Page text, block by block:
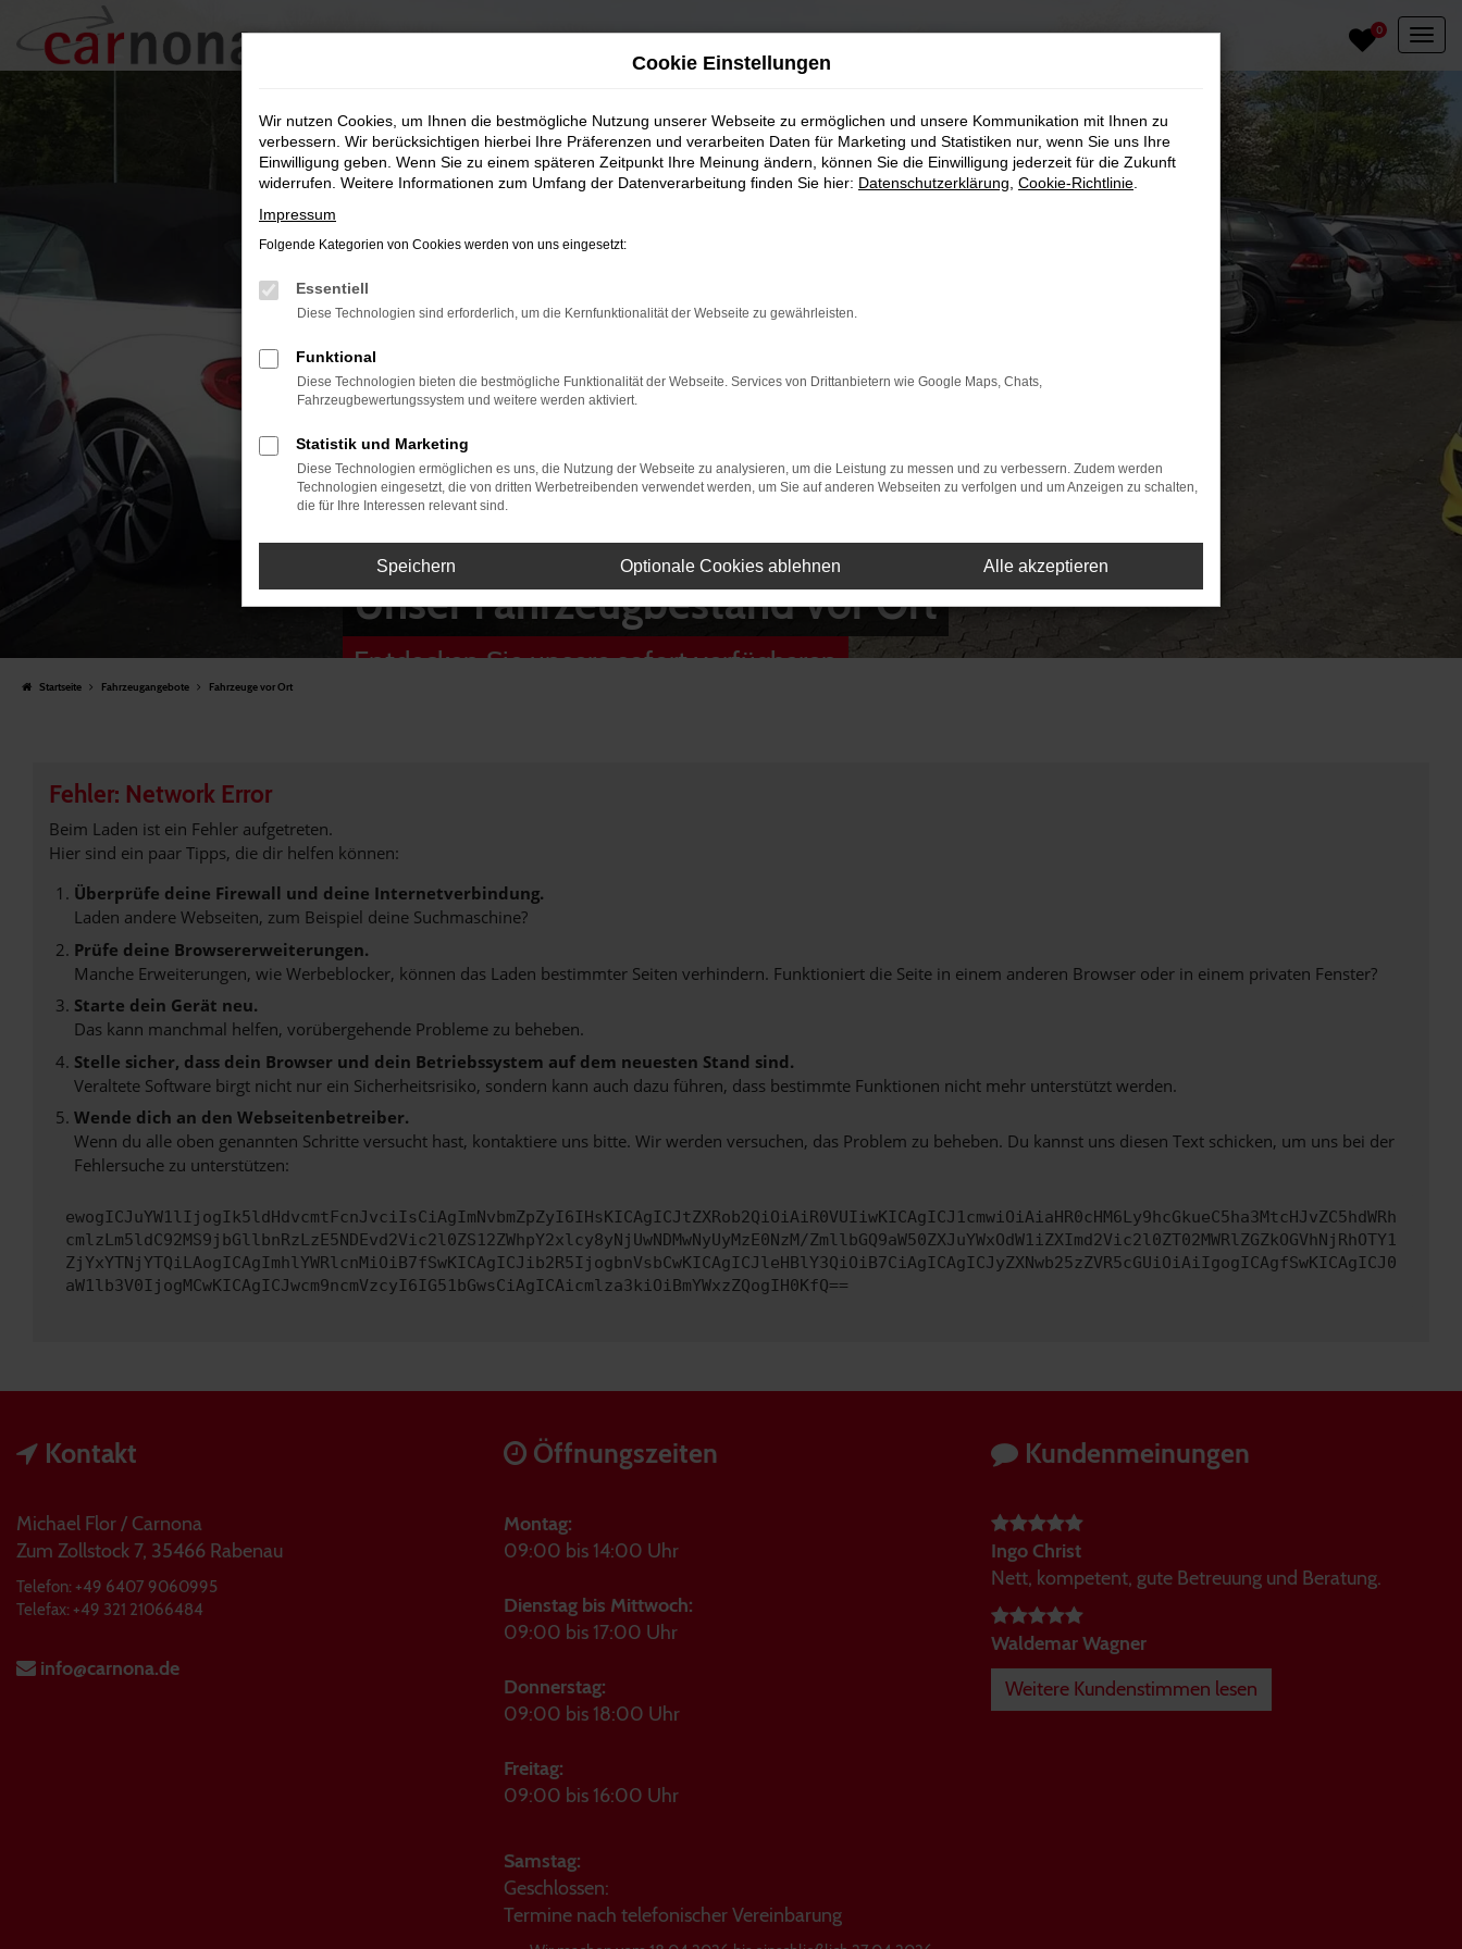
Zum
Hauptinhalt
springen
0
Unser Fahrzeugbestand vor Ort
Entdecken Sie unsere sofort verfügbaren
Startseite Fahrzeugangebote Fahrzeuge vor Ort
Fehler: Network Error
Beim Laden ist ein Fehler aufgetreten.
Hier sind ein paar Tipps, die dir helfen können:
Überprüfe deine Firewall und deine Internetverbindung.
Laden andere Webseiten, zum Beispiel deine Suchmaschine?
Prüfe deine Browsererweiterungen.
Manche Erweiterungen, wie Werbeblocker, können das Laden bestimmter Seiten verhindern. Funktioniert die Seite in einem anderen Browser oder in einem privaten Fenster?
Starte dein Gerät neu.
Das kann manchmal helfen, vorübergehende Probleme zu beheben.
Stelle sicher, dass dein Browser und dein Betriebssystem auf dem neuesten Stand sind.
Veraltete Software birgt nicht nur ein Sicherheitsrisiko, sondern kann auch dazu führen, dass bestimmte Funktionen nicht mehr unterstützt werden.
Wende dich an den Webseitenbetreiber.
Wenn du alle oben genannten Schritte versucht hast, kontaktiere uns bitte. Wir werden versuchen, das Problem zu beheben. Du kannst uns diesen Text schicken, um uns bei der
Fehlersuche zu unterstützen:
ewogICJuYW1lIjogIk5ldHdvcmtFcnJvciIsCiAgImNvbmZpZyI6IHsKICAgICJtZXRob2QiOiAiR0VUIiwKICAgICJ1cmwiOiAiaHR0cHM6Ly9hcGkueC5ha3MtcHJvZC5hdWRh
cmlzLm5ldC92MS9jbGllbnRzLzE5NDEvd2Vic2l0ZS12ZWhpY2xlcy8yNjUwNDMwNyUyMzE0NzM/ZmllbGQ9aW50ZXJuYWxOdW1iZXImd2Vic2l0ZT02MWRlZGZkOGVhNjRhOTY1
ZjYxYTNjYTQiLAogICAgImhlYWRlcnMiOiB7fSwKICAgICJib2R5IjogbnVsbCwKICAgICJleHBlY3QiOiB7CiAgICAgICJyZXNwb25zZVR5cGUiOiAiIgogICAgfSwKICAgICJ0
aW1lb3V0IjogMCwKICAgICJwcm9ncmVzcyI6IG51bGwsCiAgICAicmlza3kiOiBmYWxzZQogIH0KfQ==
Kontakt
Michael Flor / Carnona
Zum Zollstock 7, 35466 Rabenau
Telefon: +49 6407 9060995
Telefax: +49 321 21066484
info@carnona.de
Öffnungszeiten
Montag:
09:00 bis 14:00 Uhr
Dienstag bis Mittwoch:
09:00 bis 17:00 Uhr
Donnerstag:
09:00 bis 18:00 Uhr
Freitag:
09:00 bis 16:00 Uhr
Samstag:
Geschlossen:
Termine nach telefonischer Vereinbarung
Kundenmeinungen
Ingo Christ
Nett, kompetent, gute Betreuung und Beratung.
Waldemar Wagner
Weitere Kundenstimmen lesen
Cookie Einstellungen
Wir nutzen Cookies, um Ihnen die bestmögliche Nutzung unserer Webseite zu ermöglichen und unsere Kommunikation mit Ihnen zu
verbessern. Wir berücksichtigen hierbei Ihre Präferenzen und verarbeiten Daten für Marketing und Statistiken nur, wenn Sie uns Ihre
Einwilligung geben. Wenn Sie zu einem späteren Zeitpunkt Ihre Meinung ändern, können Sie die Einwilligung jederzeit für die Zukunft
widerrufen. Weitere Informationen zum Umfang der Datenverarbeitung finden Sie hier: Datenschutzerklärung Cookie-Richtlinie
Impressum
Folgende Kategorien von Cookies werden von uns eingesetzt:
Essentiell
Diese Technologien sind erforderlich, um die Kernfunktionalität der Webseite zu gewährleisten.
Funktional
Diese Technologien bieten die bestmögliche Funktionalität der Webseite. Services von Drittanbietern wie Google Maps, Chats,
Fahrzeugbewertungssystem und weitere werden aktiviert.
Statistik und Marketing
Diese Technologien ermöglichen es uns, die Nutzung der Webseite zu analysieren, um die Leistung zu messen und zu verbessern. Zudem werden
Technologien eingesetzt, die von dritten Werbetreibenden verwendet werden, um Sie auf anderen Webseiten zu verfolgen und um Anzeigen zu schalten,
die für Ihre Interessen relevant sind.
Speichern Optionale Cookies ablehnen Alle akzeptieren